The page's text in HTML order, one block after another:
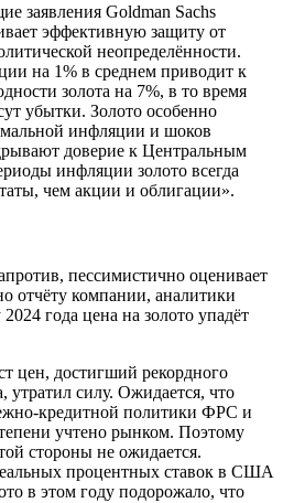
заявления Goldman Sachs
эффективную защиту от
неопределённости.
на 1% в среднем приводит к
золота на 7%, в то время
убытки. Золото особенно
инфляции и шоков
доверие к Центральным
инфляции золото всегда
чем акции и облигации».
пессимистично оценивает
отчёту компании, аналитики
года цена на золото упадёт
цен, достигший рекордного
утратил силу. Ожидается, что
кредитной политики ФРС и
учтено рынком. Поэтому
стороны не ожидается.
процентных ставок в США
в этом году подорожало, что